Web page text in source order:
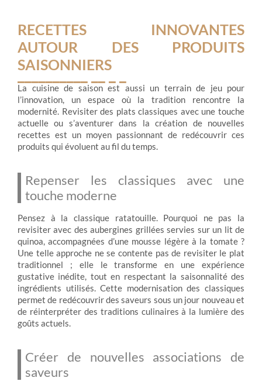
RECETTES INNOVANTES
AUTOUR DES PRODUITS
SAISONNIERS
La cuisine de saison est aussi un terrain de jeu pour
l’innovation, un espace où la tradition rencontre la
modernité. Revisiter des plats classiques avec une touche
actuelle ou s’aventurer dans la création de nouvelles
recettes est un moyen passionnant de redécouvrir ces
produits qui évoluent au fil du temps.
Repenser les classiques avec une
touche moderne
Pensez à la classique ratatouille. Pourquoi ne pas la
revisiter avec des aubergines grillées servies sur un lit de
quinoa, accompagnées d’une mousse légère à la tomate ?
Une telle approche ne se contente pas de revisiter le plat
traditionnel ; elle le transforme en une expérience
gustative inédite, tout en respectant la saisonnalité des
ingrédients utilisés. Cette modernisation des classiques
permet de redécouvrir des saveurs sous un jour nouveau et
de réinterpréter des traditions culinaires à la lumière des
goûts actuels.
Créer de nouvelles associations de
saveurs